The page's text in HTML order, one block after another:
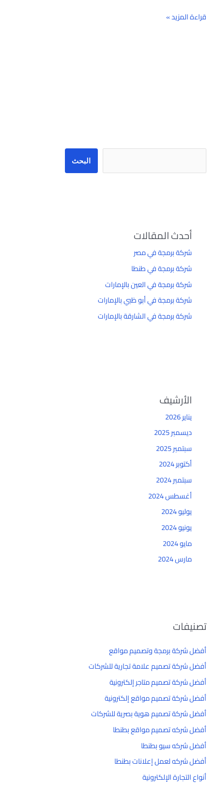
قراءة المزيد »
البحث
أحدث المقالات
شركة برمجة في مصر
شركة برمجة في طنطا
شركة برمجة في العين بالإمارات
شركة برمجة في أبو ظبي بالإمارات
شركة برمجة في الشارقة بالإمارات
الأرشيف
يناير 2026
ديسمبر 2025
سبتمبر 2025
أكتوبر 2024
سبتمبر 2024
أغسطس 2024
يوليو 2024
يونيو 2024
مايو 2024
مارس 2024
تصنيفات
أفضل شركة برمجة وتصميم مواقع
أفضل شركة تصميم علامة تجارية للشركات
أفضل شركة تصميم متاجر إلكترونية
أفضل شركة تصميم مواقع إلكترونية
أفضل شركة تصميم هوية بصرية للشركات
أفضل شركه تصميم مواقع بطنطا
أفضل شركه سيو بطنطا
أفضل شركه لعمل إعلانات بطنطا
أنواع التجارة الإلكترونية